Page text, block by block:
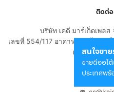
สนใจขาย
ขายดีออโ
ประเทศพ
ติดต่อ
บริษัท เคดี มาร์เก็ตเพล
เลขที่ 554/117 อาคารสกายไนน์
แขวงดินแดง
กรุงเทพมห